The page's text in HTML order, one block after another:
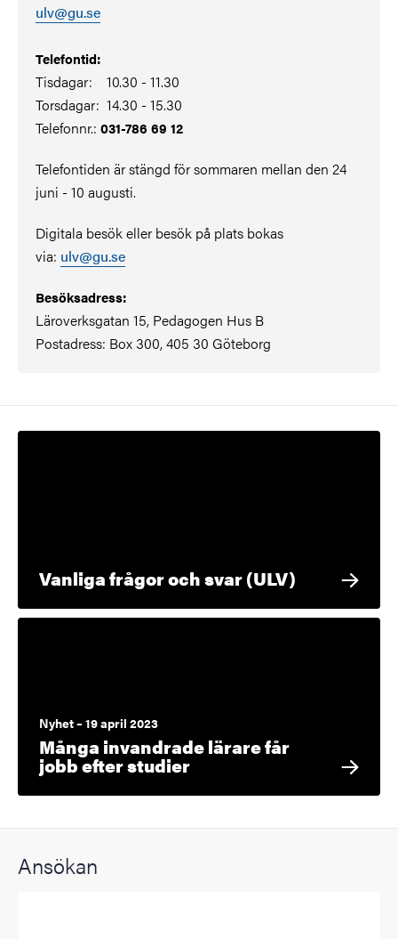
ulv@gu.se
Telefontid:
Tisdagar: 10.30 - 11.30
Torsdagar: 14.30 - 15.30
Telefonnr.: 031-786 69 12
Telefontiden är stängd för sommaren mellan den 24
juni - 10 augusti.
Digitala besök eller besök på plats bokas
via: ulv@gu.se
Besöksadress:
Läroverksgatan 15, Pedagogen Hus B
Postadress: Box 300, 405 30 Göteborg
Vanliga frågor och svar (ULV)
Nyhet – 19 april 2023
Många invandrade lärare får
jobb efter studier
Ansökan